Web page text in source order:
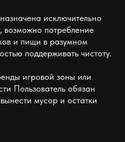
исключительно
потребление
и пищи в разумном
поддерживать чистоту.
игровой зоны или
Пользователь обязан
мусор и остатки